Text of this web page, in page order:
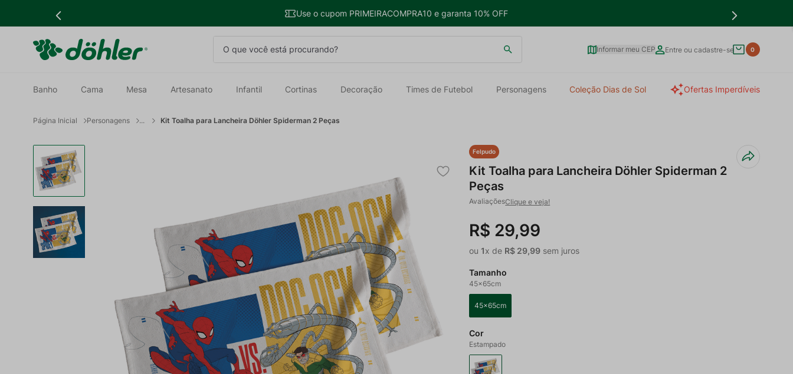
Use o cupom PRIMEIRACOMPRA10 e garanta 10% OFF
Informar meu CEP Entre ou cadastre-se 0
Banho Cama Mesa Artesanato Infantil Cortinas Decoração Times de Futebol Personagens Coleção Dias de Sol Ofertas Imperdíveis
Personagens Kit Toalha para Lancheira Döhler Spiderman 2 Peças
Felpudo
Kit Toalha para Lancheira Döhler Spiderman 2
Peças
Clique e veja!
R$ 29,99
ou1x de R$ 29,99 sem juros
Tamanho
45x65cm
45x65cm
Cor
Estampado